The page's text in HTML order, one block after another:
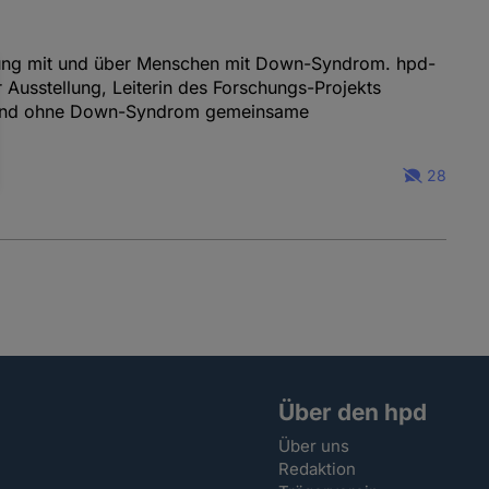
mit und über Menschen mit Down-Syndrom. hpd-
Leiterin des Forschungs-Projekts
ohne Down-Syndrom gemeinsame
28
Über den hpd
Über uns
Redaktion